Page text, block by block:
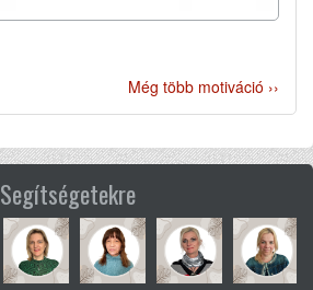
Még több motiváció ››
Segítségetekre